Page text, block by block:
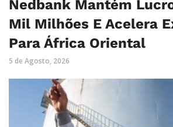
Nedbank Mantém
Mil Milhões E Acelera
Para África Oriental
5 de Agosto, 2026